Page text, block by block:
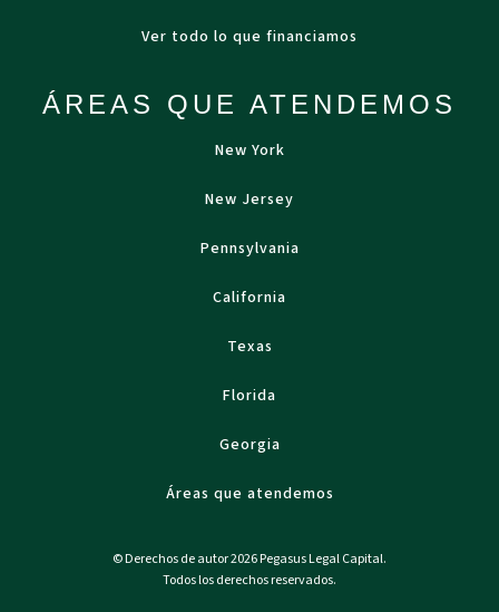
Ver todo lo que financiamos
ÁREAS QUE ATENDEMOS
New York
New Jersey
Pennsylvania
California
Texas
Florida
Georgia
Áreas que atendemos
© Derechos de autor 2026 Pegasus Legal Capital.
Todos los derechos reservados.